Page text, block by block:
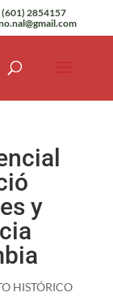
(601) 2854157
y
HISTÓRICO